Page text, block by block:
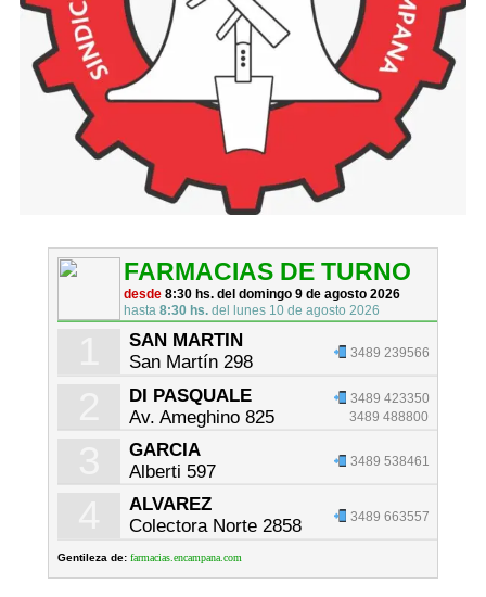
FARMACIAS DE TURNO
desde8:30 hs. del domingo 9 de agosto 2026
hasta8:30 hs. del lunes 10 de agosto 2026
SAN MARTIN
San Martín 298
3489 239566
DI PASQUALE
Av. Ameghino 825
3489 423350
3489 488800
GARCIA
Alberti 597
3489 538461
ALVAREZ
Colectora Norte 2858
3489 663557
Gentileza de: farmacias.encampana.com